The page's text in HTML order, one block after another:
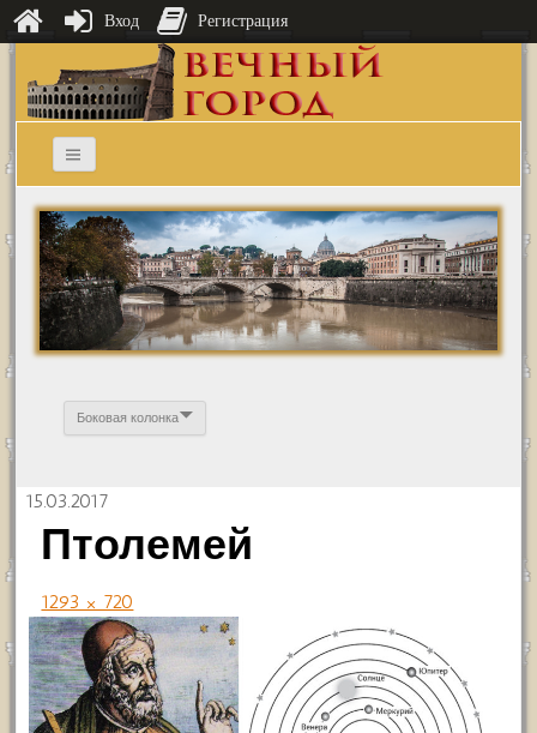
Боковая колонка
15.03.2017
Птолемей
1293 × 720
Вход Регистрация